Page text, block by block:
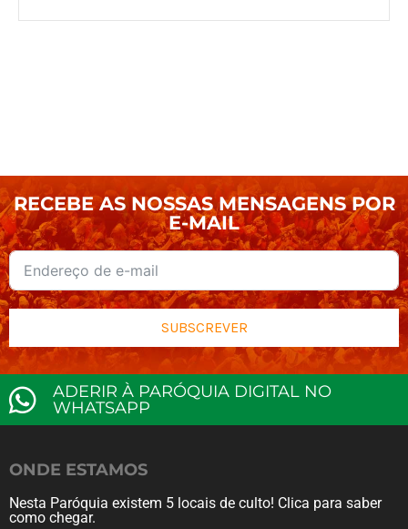
RECEBE AS NOSSAS MENSAGENS POR
E-MAIL
SUBSCREVER
ADERIR À PARÓQUIA DIGITAL NO
WHATSAPP
ONDE ESTAMOS
Nesta Paróquia existem 5 locais de culto! Clica para saber
como chegar.